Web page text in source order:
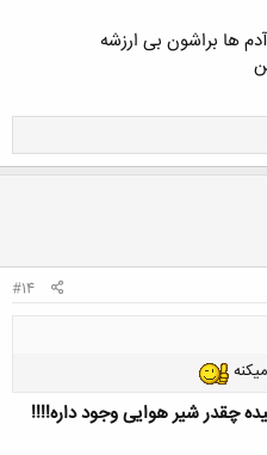
ها براشون بی ارزشه
#14
چقدر شیر هوایی وجود داره!!!!